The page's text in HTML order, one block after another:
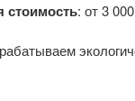
стоимость: от 3